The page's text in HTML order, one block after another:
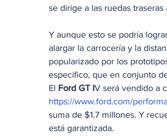
se dirige a las ruedas
Y aunque esto se podría
alargar la carrocería y la
popularizado por los
especifico, que en conjunto
El Ford GT IV será vendido a
https://www.ford.com/
suma de $1.7 millones. Y
está garantizada.